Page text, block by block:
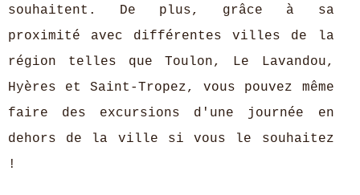
souhaitent. De plus, grâce à sa
proximité avec différentes villes de la
région telles que Toulon, Le Lavandou,
Hyères et Saint-Tropez, vous pouvez même
faire des excursions d'une journée en
dehors de la ville si vous le souhaitez
!